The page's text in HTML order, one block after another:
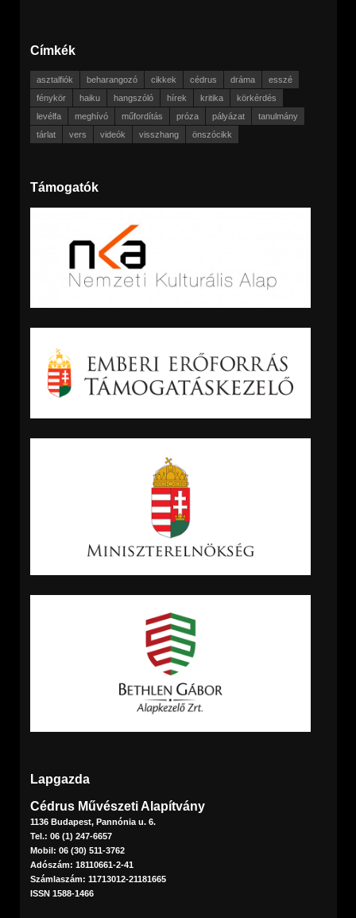
Címkék
asztalfiók beharangozó cikkek cédrus dráma
esszé
fénykör
haiku hangszóló hírek kritika
körkérdés
levélfa
meghívó műfordítás próza pályázat
tanulmány
tárlat
vers videók visszhang önszócikk
Támogatók
Lapgazda
Cédrus Művészeti Alapítvány
1136 Budapest, Pannónia u. 6.
Tel.: 06 (1) 247-6657
Mobil: 06 (30) 511-3762
Adószám: 18110661-2-41
Számlaszám: 11713012-21181665
ISSN 1588-1466